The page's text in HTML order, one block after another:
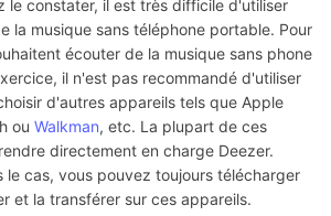
le constater, il est très difficile d'utiliser
la musique sans téléphone portable. Pour
écouter de la musique sans phone
il n'est pas recommandé d'utiliser
d'autres appareils tels que Apple
ou Walkman, etc. La plupart de ces
directement en charge Deezer.
le cas, vous pouvez toujours télécharger
et la transférer sur ces appareils.